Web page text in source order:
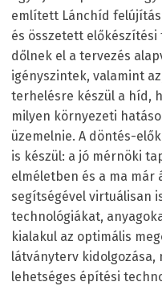
említett Lánchíd
és összetett
dőlnek el a tervezés
igényszintek, valamint
terhelésre készül a híd,
milyen környezeti
üzemelnie. A döntés-
is készül: a jó mérnöki
elméletben és a ma már
segítségével virtuálisan
technológiákat,
kialakul az optimális
látványterv kidolgozása,
lehetséges építési